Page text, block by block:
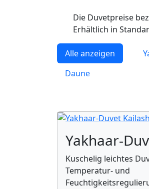
Die Duvetpreise
Erhältlich in
Alle anzeigen
Daune
Yakhaar-
Kuschelig leichtes
Temperatur- und